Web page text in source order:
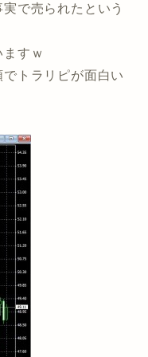
で売られたという
すｗ
トラリピが面白い